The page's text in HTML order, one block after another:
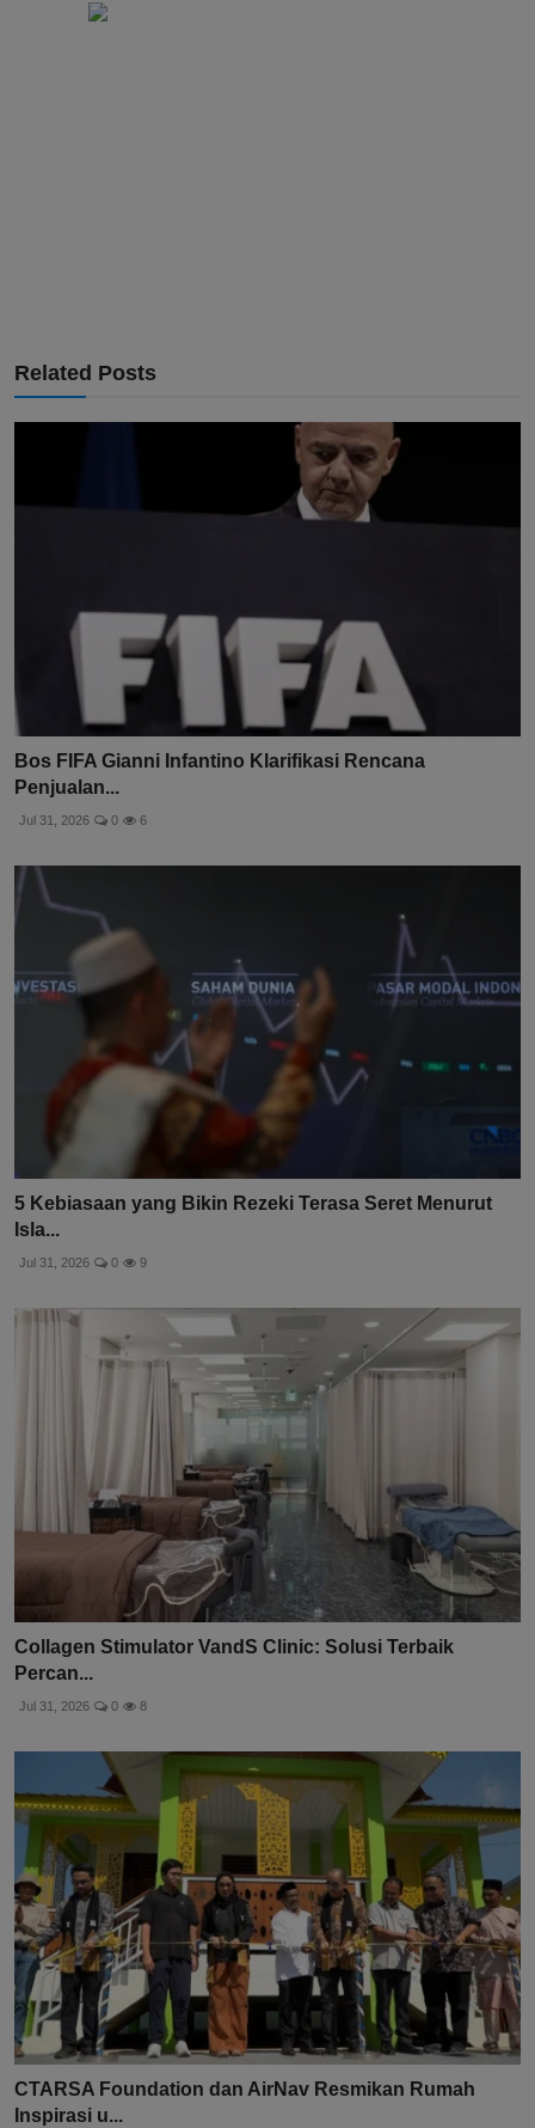
Related Posts
Bos FIFA Gianni Infantino Klarifikasi Rencana
Penjualan...
Jul 31, 2026 0 6
5 Kebiasaan yang Bikin Rezeki Terasa Seret Menurut
Isla...
Jul 31, 2026 0 9
Collagen Stimulator VandS Clinic: Solusi Terbaik
Percan...
Jul 31, 2026 0 8
CTARSA Foundation dan AirNav Resmikan Rumah
Inspirasi u...